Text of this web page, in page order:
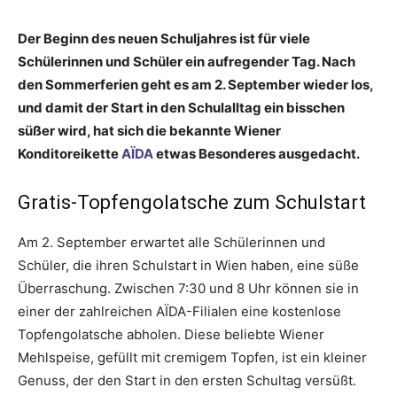
Der Beginn des neuen Schuljahres ist für viele
Schülerinnen und Schüler ein aufregender Tag. Nach
den Sommerferien geht es am 2. September wieder los,
und damit der Start in den Schulalltag ein bisschen
süßer wird, hat sich die bekannte Wiener
KonditoreiketteAÏDAetwas Besonderes ausgedacht.
Gratis-Topfengolatsche zum Schulstart
Am 2. September erwartet alle Schülerinnen und
Schüler, die ihren Schulstart in Wien haben, eine süße
Überraschung. Zwischen 7:30 und 8 Uhr können sie in
einer der zahlreichen AÏDA-Filialen eine kostenlose
Topfengolatsche abholen. Diese beliebte Wiener
Mehlspeise, gefüllt mit cremigem Topfen, ist ein kleiner
Genuss, der den Start in den ersten Schultag versüßt.